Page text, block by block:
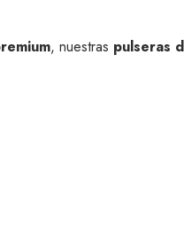
, nuestras pulseras